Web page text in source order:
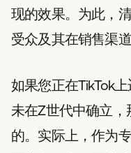
现的效果。为此，
受众及其在销售渠
如果您正在TikTok
未在Z世代中确立
的。实际上，作为